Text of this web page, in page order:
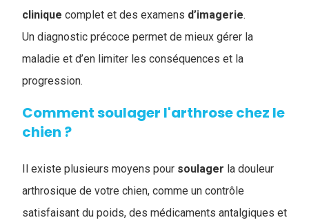
clinique complet et des examens d’imagerie.
Un diagnostic précoce permet de mieux gérer la
maladie et d’en limiter les conséquences et la
progression.
Comment soulager l'arthrose chez le
chien ?
Il existe plusieurs moyens pour soulager la douleur
arthrosique de votre chien, comme un contrôle
satisfaisant du poids, des médicaments antalgiques et